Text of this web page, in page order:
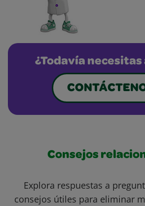
¿Todavía necesitas
Consejos
Explora respuestas a
consejos útiles para eliminar